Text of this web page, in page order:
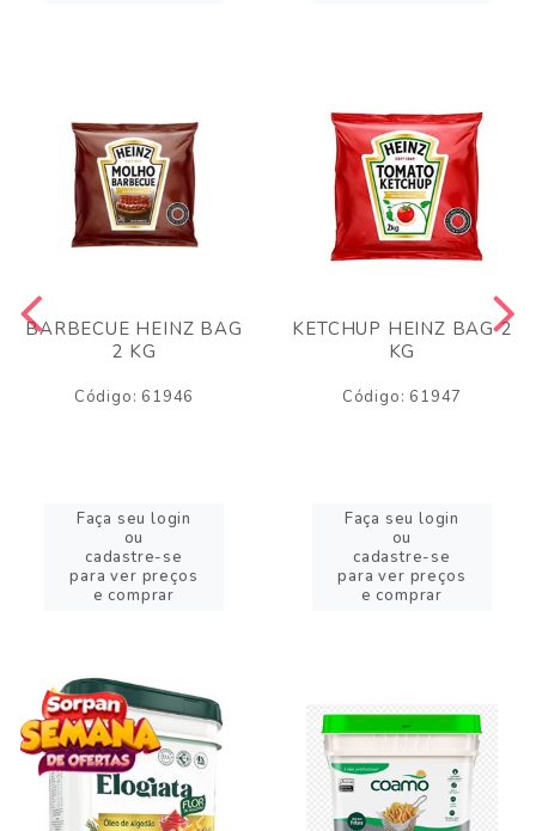
BARBECUE HEINZ BAG
2 KG
Código: 61946
Faça seu login
ou
cadastre-se
para ver preços
e comprar
KETCHUP HEINZ BAG 2
KG
Código: 61947
Faça seu login
ou
cadastre-se
para ver preços
e comprar